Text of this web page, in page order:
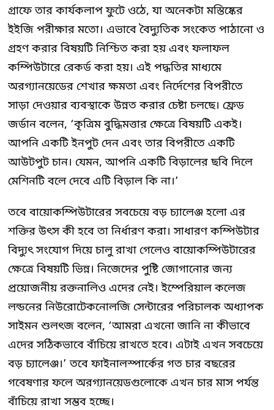
গ্রাফে তার কার্যকলাপ ফুটে ওঠে, যা অনেকটা মস্তিষ্কের
ইইজি পরীক্ষার মতো। এভাবে বৈদ্যুতিক সংকেত পাঠানো ও
গ্রহণ করার বিষয়টি নিশ্চিত করা হয় এবং ফলাফল
কম্পিউটারে রেকর্ড করা হয়। এই পদ্ধতির মাধ্যমে
অরগ্যানয়েডের শেখার ক্ষমতা এবং নির্দেশের বিপরীতে
সাড়া দেওয়ার ব্যবস্থাকে উন্নত করার চেষ্টা চলছে। ফ্রেড
জর্ডান বলেন, ‘কৃত্রিম বুদ্ধিমত্তার ক্ষেত্রে বিষয়টি একই।
আপনি একটি ইনপুট দেন এবং তার বিপরীতে একটি
আউটপুট চান। যেমন, আপনি একটি বিড়ালের ছবি দিলে
মেশিনটি বলে দেবে এটি বিড়াল কি না।’
তবে বায়োকম্পিউটারের সবচেয়ে বড় চ্যালেঞ্জ হলো এর
শক্তির উৎস কী হবে তা নির্ধারণ করা। সাধারণ কম্পিউটার
বিদ্যুৎ সংযোগ দিয়ে চালু রাখা গেলেও বায়োকম্পিউটারের
ক্ষেত্রে বিষয়টি ভিন্ন। নিজেদের পুষ্টি জোগানোর জন্য
প্রয়োজনীয় রক্তনালিও এদের নেই। ইম্পেরিয়াল কলেজ
লন্ডনের নিউরোটেকনোলজি সেন্টারের পরিচালক অধ্যাপক
সাইমন শুলৎজ বলেন, ‘আমরা এখনো জানি না কীভাবে
এদের সঠিকভাবে বাঁচিয়ে রাখতে হবে। এটাই এখন সবচেয়ে
বড় চ্যালেঞ্জ।’ তবে ফাইনালস্পার্কের গত চার বছরের
গবেষণার ফলে অরগ্যানয়েডগুলোকে এখন চার মাস পর্যন্ত
বাঁচিয়ে রাখা সম্ভব হচ্ছে।